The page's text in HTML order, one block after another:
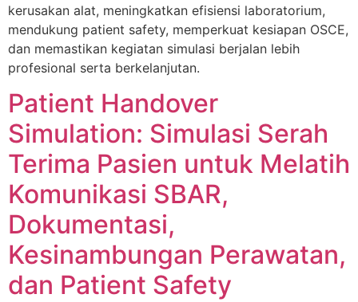
kerusakan alat, meningkatkan efisiensi laboratorium,
mendukung patient safety, memperkuat kesiapan OSCE,
dan memastikan kegiatan simulasi berjalan lebih
profesional serta berkelanjutan.
Patient Handover
Simulation: Simulasi Serah
Terima Pasien untuk Melatih
Komunikasi SBAR,
Dokumentasi,
Kesinambungan Perawatan,
dan Patient Safety